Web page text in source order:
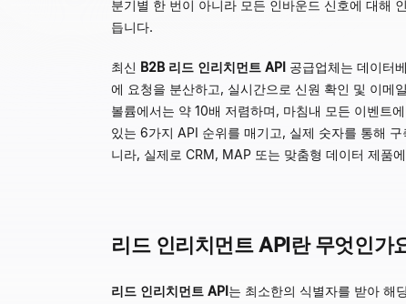
분기별 한 번이 아니라 모든 인바운드 신호에 대해
듭니다.
최신 B2B 리드 인리치먼트 API 공급업체는 데이터
에 요청을 분산하고, 실시간으로 신원 확인 및 이메
볼륨에서는 약 10배 저렴하며, 마침내 모든 이벤트
있는 6가지 API 순위를 매기고, 실제 숫자를 통해
니라, 실제로 CRM, MAP 또는 맞춤형 데이터 제품
리드 인리치먼트 API란 무엇인가
리드 인리치먼트 API는 최소한의 식별자를 받아 해